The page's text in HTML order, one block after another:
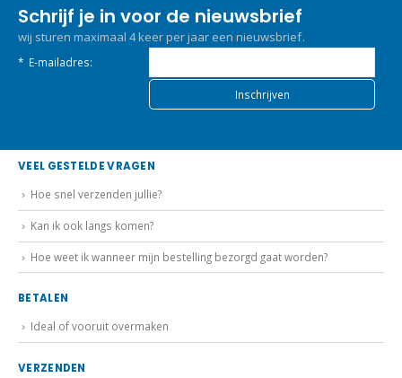
Schrijf je in voor de nieuwsbrief
wij sturen maximaal 4 keer per jaar een nieuwsbrief.
* E-mailadres:
VEEL GESTELDE VRAGEN
Hoe snel verzenden jullie?
Kan ik ook langs komen?
Hoe weet ik wanneer mijn bestelling bezorgd gaat worden?
BETALEN
Ideal of vooruit overmaken
VERZENDEN